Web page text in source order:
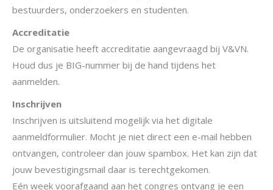
bestuurders, onderzoekers en studenten.
Accreditatie
De organisatie heeft accreditatie aangevraagd bij V&VN.
Houd dus je BIG-nummer bij de hand tijdens het
aanmelden.
Inschrijven
Inschrijven is uitsluitend mogelijk via het digitale
aanmeldformulier. Mocht je niet direct een e-mail hebben
ontvangen, controleer dan jouw spambox. Het kan zijn dat
jouw bevestigingsmail daar is terechtgekomen.
Eén week voorafgaand aan het congres ontvang je een